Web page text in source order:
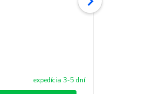
expedícia 3-5 dní